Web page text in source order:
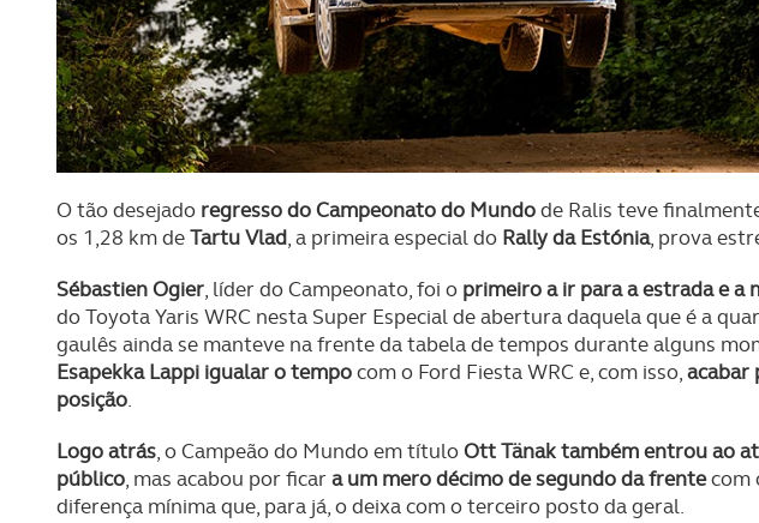
O tão desejado regresso do Campeonato do Mundode Ralis teve
os 1,28 km deTartu Vlad, a primeira especial do Rally da Estónia, prova
Sébastien Ogier, líder do Campeonato, foi o primeiro a ir para a estrada e a
do Toyota Yaris WRC nesta Super Especial de abertura daquela que é a
gaulês ainda se manteve na frente da tabela de tempos durante alguns
Esapekka Lappi igualar o tempocom o Ford Fiesta WRC e, com isso,acabar
posição.
Logo atrás, o Campeão do Mundo em títuloOtt Tänak também entrou ao
público, mas acabou por ficara um mero décimo de segundo da frentecom
diferença mínima que, para já, o deixa com o terceiro posto da geral.